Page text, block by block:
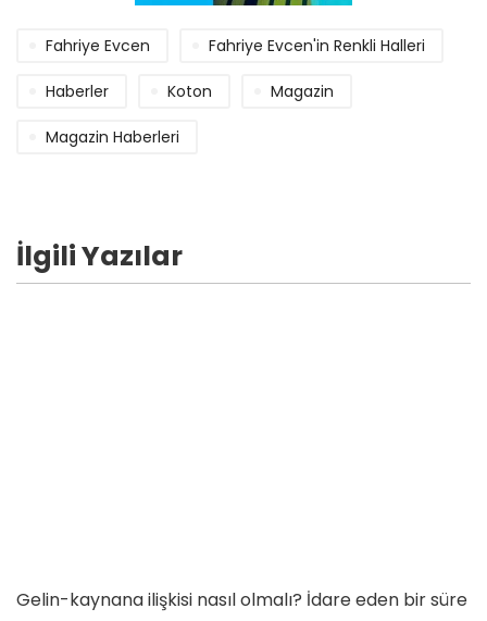
Fahriye Evcen Fahriye Evcen'in Renkli Halleri
Haberler Koton Magazin
Magazin Haberleri
İlgili Yazılar
Gelin-kaynana ilişkisi nasıl olmalı? İdare eden bir süre